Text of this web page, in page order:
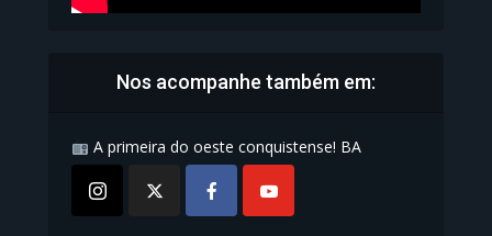
Nos acompanhe também em:
A primeira do oeste conquistense! BA